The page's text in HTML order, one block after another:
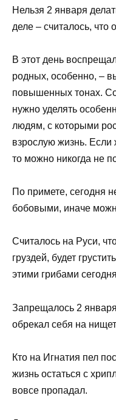
Нельзя 2 января
деле – считалось,
В этот день
родных, особенно, –
повышенных тонах.
нужно уделять
людям, с которыми
взрослую жизнь. Если
то можно никогда не
По примете, сегодня
бобовыми, иначе
Считалось на Руси,
груздей, будет
этими грибами
Запрещалось 2
обрекал себя на
Кто на Игнатия пел
жизнь остаться с
вовсе пропадал.